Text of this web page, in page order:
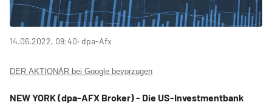
14.06.2022, 09:40‧ dpa-Afx
DER AKTIONÄR bei Google bevorzugen
NEW YORK (dpa-AFX Broker) - Die US-Investmentbank